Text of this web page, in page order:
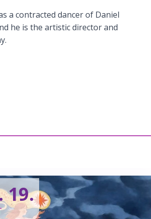
a contracted dancer of Daniel
he is the artistic director and
19.